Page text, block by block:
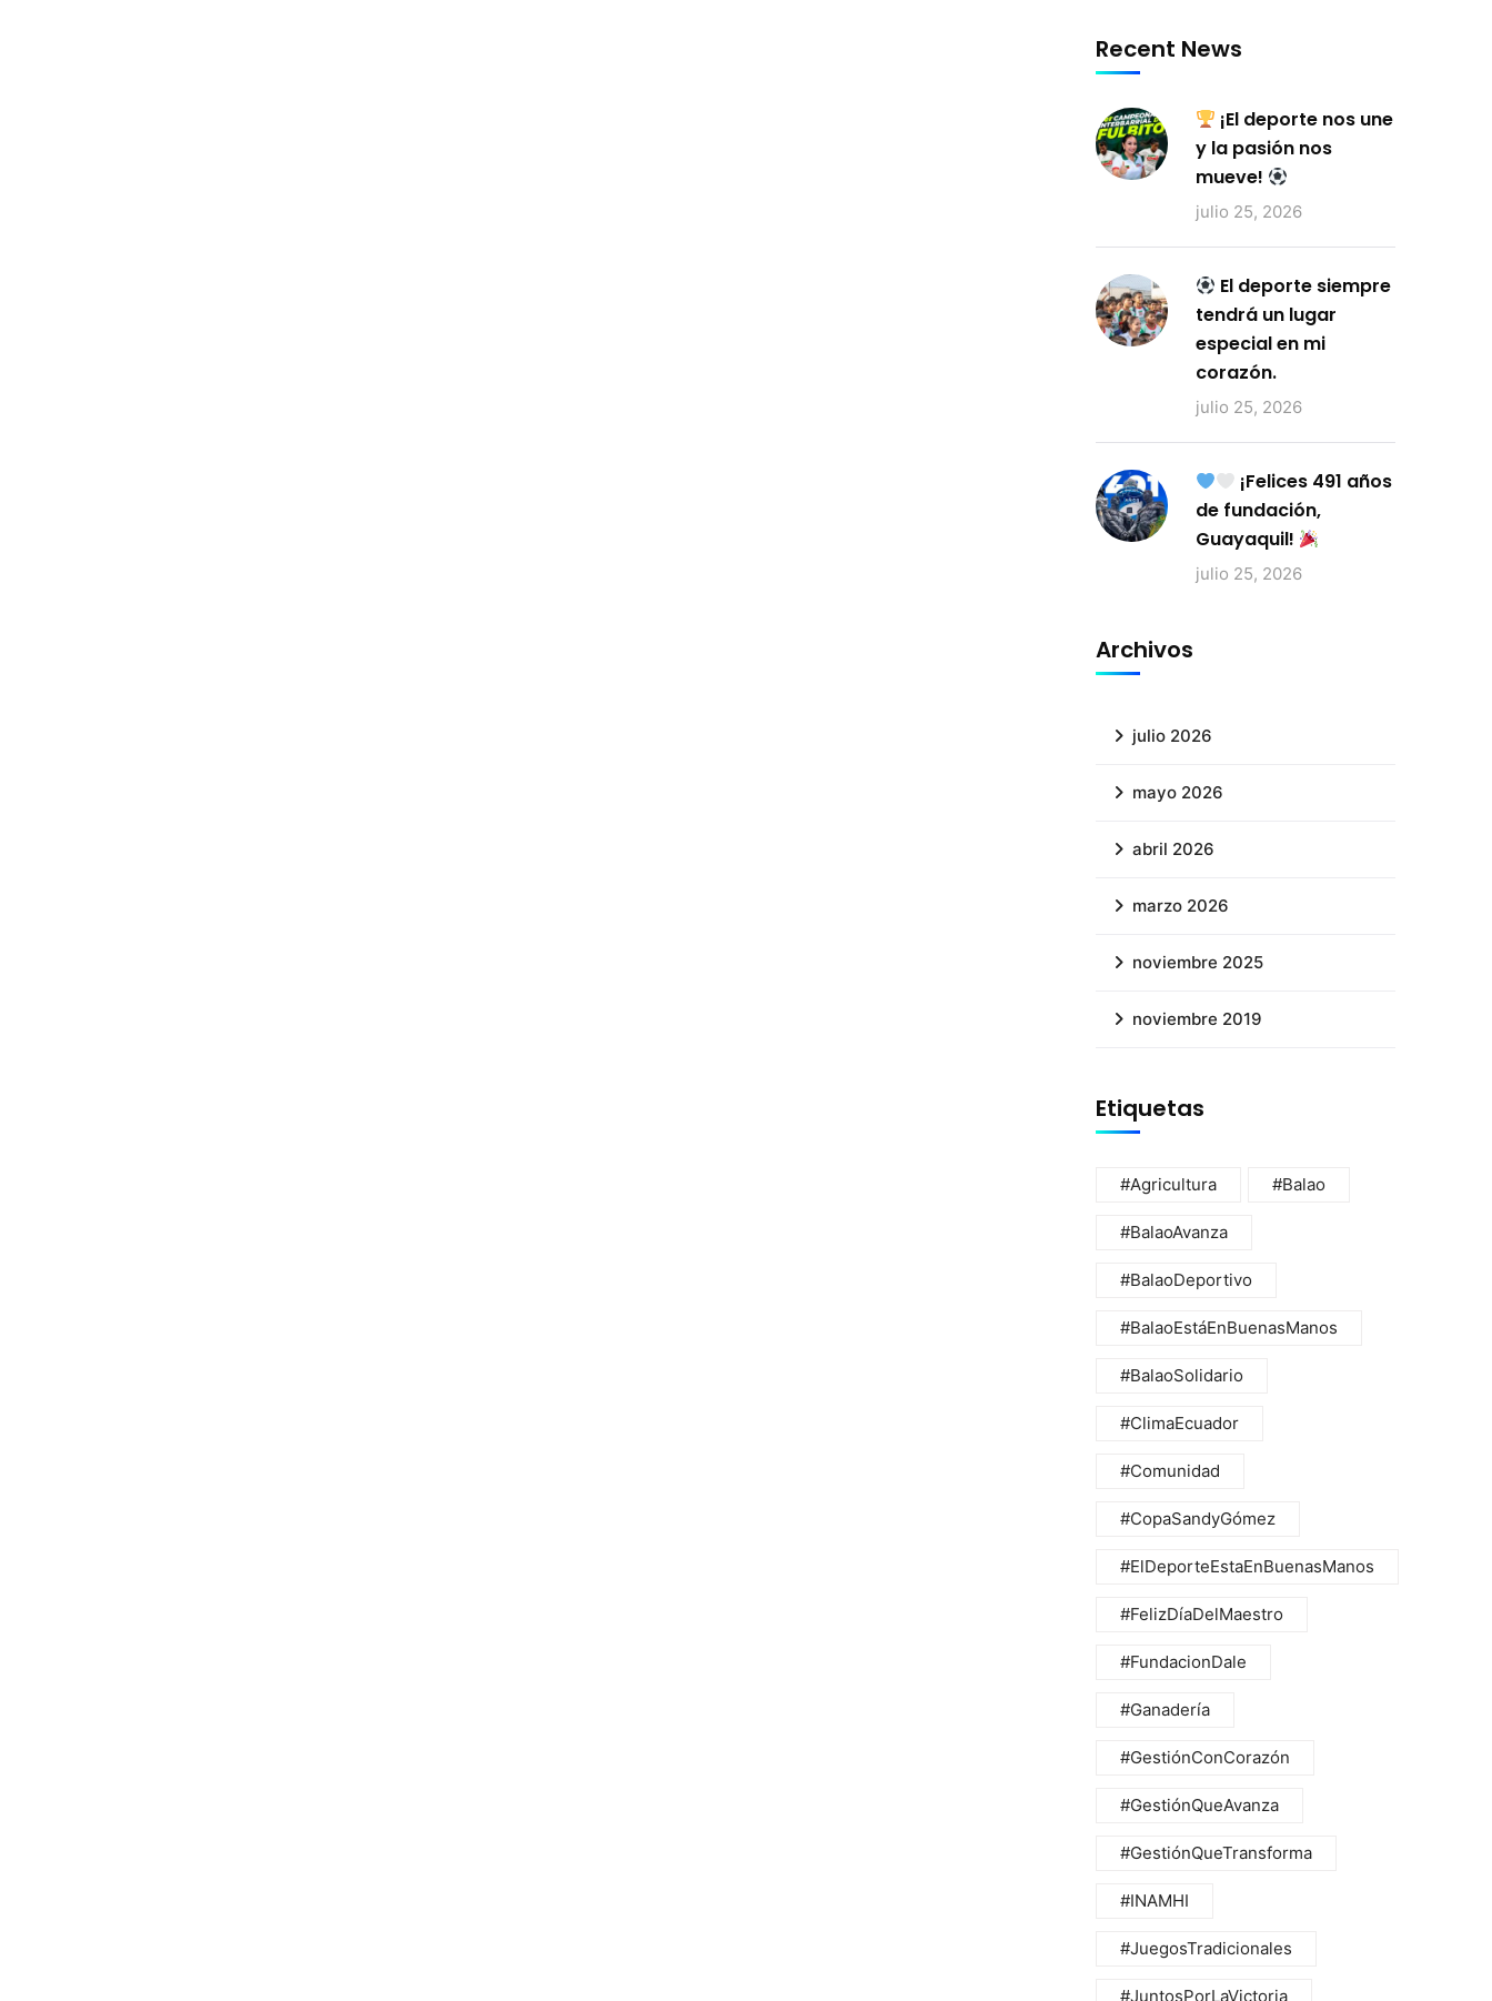
Recent News
¡El deporte nos une
y la pasión nos
mueve!
julio 25, 2026
El deporte siempre
tendrá un lugar
especial en mi
corazón.
julio 25, 2026
¡Felices 491 años
de fundación,
Guayaquil!
julio 25, 2026
Archivos
julio 2026
mayo 2026
abril 2026
marzo 2026
noviembre 2025
noviembre 2019
Etiquetas
#Agricultura #Balao
#BalaoAvanza
#BalaoDeportivo
#BalaoEstáEnBuenasManos
#BalaoSolidario
#ClimaEcuador
#Comunidad
#CopaSandyGómez
#ElDeporteEstaEnBuenasManos
#FelizDíaDelMaestro
#FundacionDale
#Ganadería
#GestiónConCorazón
#GestiónQueAvanza
#GestiónQueTransforma
#INAMHI
#JuegosTradicionales
#JuntosPorLaVictoria